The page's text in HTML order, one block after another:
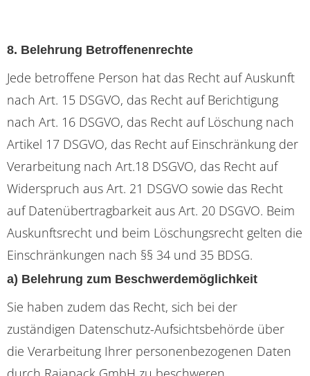
8. Belehrung Betroffenenrechte
Jede betroffene Person hat das Recht auf Auskunft
nach Art. 15 DSGVO, das Recht auf Berichtigung
nach Art. 16 DSGVO, das Recht auf Löschung nach
Artikel 17 DSGVO, das Recht auf Einschränkung der
Verarbeitung nach Art.18 DSGVO, das Recht auf
Widerspruch aus Art. 21 DSGVO sowie das Recht
auf Datenübertragbarkeit aus Art. 20 DSGVO. Beim
Auskunftsrecht und beim Löschungsrecht gelten die
Einschränkungen nach §§ 34 und 35 BDSG.
a) Belehrung zum Beschwerdemöglichkeit
Sie haben zudem das Recht, sich bei der
zuständigen Datenschutz-Aufsichtsbehörde über
die Verarbeitung Ihrer personenbezogenen Daten